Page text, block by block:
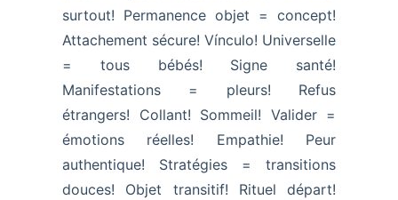
surtout! Permanence objet = concept!
Attachement sécure! Vínculo! Universelle
= tous bébés! Signe santé!
Manifestations = pleurs! Refus
étrangers! Collant! Sommeil! Valider =
émotions réelles! Empathie! Peur
authentique! Stratégies = transitions
douces! Objet transitif! Rituel départ!